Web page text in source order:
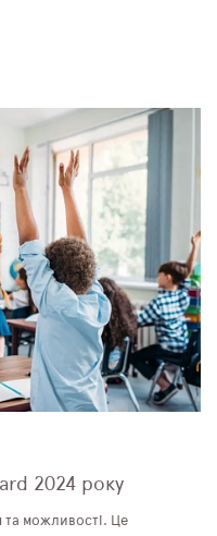
2024 року
та можливості. Це